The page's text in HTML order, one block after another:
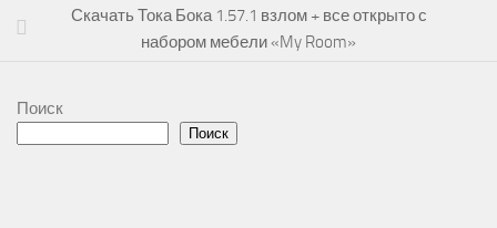
Скачать Тока Бока 1.57.1 взлом + все открыто с
набором мебели «My Room»
Поиск
Поиск